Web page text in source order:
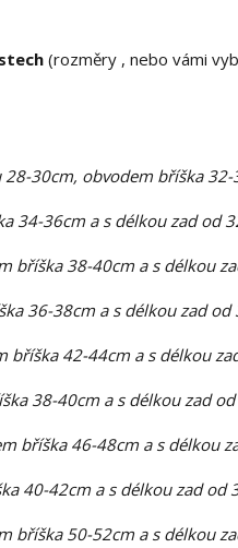
(rozměry , nebo vámi
30cm, obvodem bříška 32-
34-36cm a s délkou zad od
bříška 38-40cm a s délkou
36-38cm a s délkou zad od
42-44cm a s délkou
38-40cm a s délkou zad od
bříška 46-48cm a s délkou
40-42cm a s délkou zad od
bříška 50-52cm a s délkou